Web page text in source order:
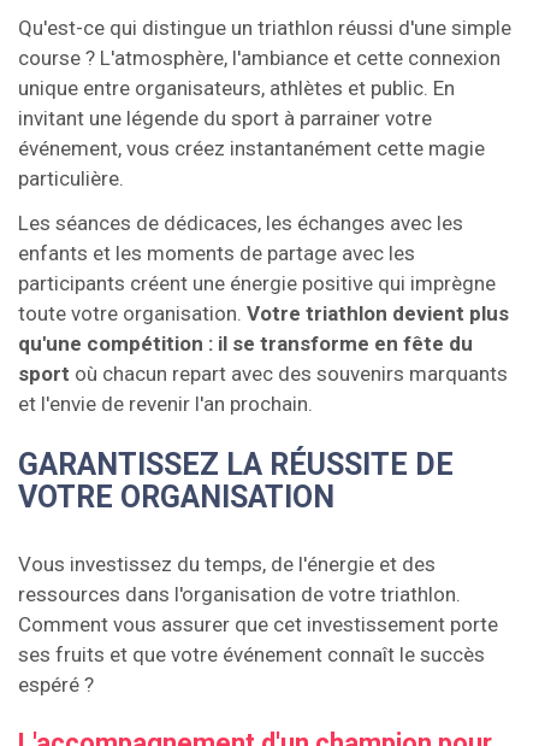
Qu'est-ce qui distingue un triathlon réussi d'une simple
course ? L'atmosphère, l'ambiance et cette connexion
unique entre organisateurs, athlètes et public. En
invitant une légende du sport à parrainer votre
événement, vous créez instantanément cette magie
particulière.
Les séances de dédicaces, les échanges avec les
enfants et les moments de partage avec les
participants créent une énergie positive qui imprègne
toute votre organisation. Votre triathlon devient plus
qu'une compétition : il se transforme en fête du
sport où chacun repart avec des souvenirs marquants
et l'envie de revenir l'an prochain.
GARANTISSEZ LA RÉUSSITE DE
VOTRE ORGANISATION
Vous investissez du temps, de l'énergie et des
ressources dans l'organisation de votre triathlon.
Comment vous assurer que cet investissement porte
ses fruits et que votre événement connaît le succès
espéré ?